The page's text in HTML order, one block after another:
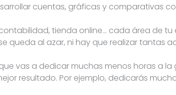
cuentas, gráficas y comparativas
tienda online… cada área de tu
queda al azar, ni hay que realizar tantas
vas a dedicar muchas menos horas a la
resultado. Por ejemplo, dedicarás